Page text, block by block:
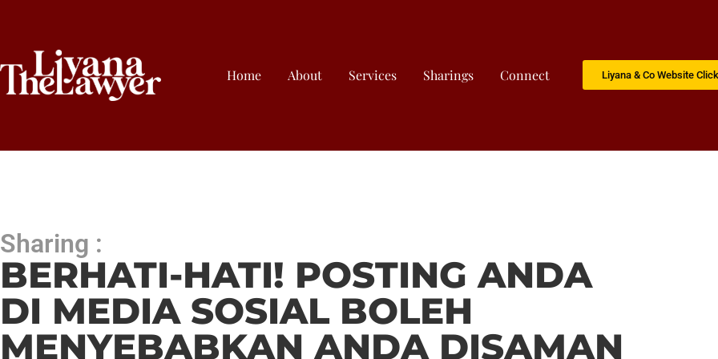
Home About Services Sharings Connect Liyana & Co Website
Sharing :
BERHATI-HATI! POSTING ANDA
DI MEDIA SOSIAL BOLEH
MENYEBABKAN ANDA DISAMAN